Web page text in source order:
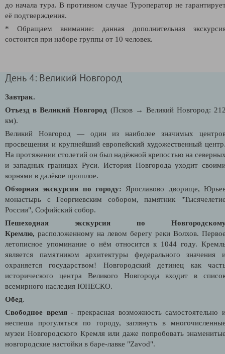
до начала тура. В противном случае Туроператор не
её подтверждения.
* Обращаем внимание: данная дополнительная
состоится при наборе группы от 10 человек.
День 4: Великий Новгород
Завтрак.
Отъезд в Великий Новгород (Псков → Великий Новгород:
км).
Великий Новгород — один из наиболее значимых
просвещения и крупнейший европейский художественный
На протяжении столетий он был надёжной крепостью на
и западных границах Руси. История Новгорода уходит
корнями в далёкое прошлое.
Обзорная экскурсия по городу: Ярославово дворище,
монастырь с Георгиевским собором, памятник
России", Софийский собор.
Пешеходная экскурсия по
Кремлю, расположенному на левом берегу реки Волхов.
летописное упоминание о нём относится к 1044 году.
является памятником архитектуры федерального значения
охраняется государством! Новгородский детинец как
исторического центра Великого Новгорода входит в
всемирного наследия ЮНЕСКО.
Обед.
Свободное время- прекрасная возможность самостоятельно
неспеша прогуляться по городу, заглянуть в
музеи Новгородского Кремля или даже попробовать
новгородские настойки в баре-лавке "Zavod".